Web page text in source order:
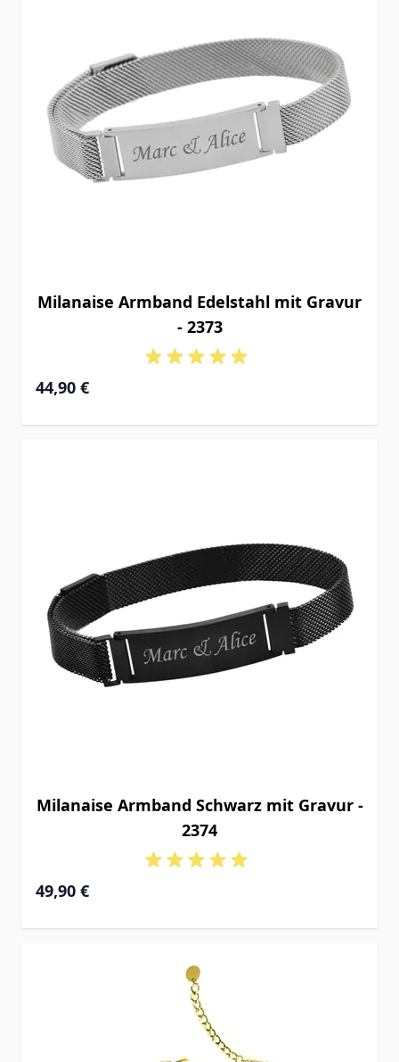
Milanaise Armband Edelstahl mit Gravur
- 2373
44,90 €
Milanaise Armband Schwarz mit Gravur -
2374
49,90 €